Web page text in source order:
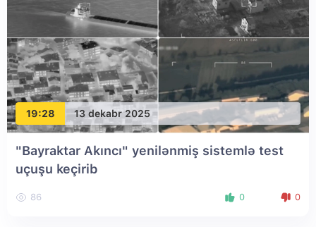
19:28 13 dekabr 2025
"Bayraktar Akıncı" yenilənmiş sistemlə test
uçuşu keçirib
86 0 0